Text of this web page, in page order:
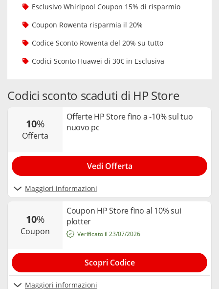
Esclusivo Whirlpool Coupon 15% di risparmio
Coupon Rowenta risparmia il 20%
Codice Sconto Rowenta del 20% su tutto
Codici Sconto Huawei di 30€ in Esclusiva
Codici sconto scaduti di HP Store
10%
offerta
Offerte HP Store fino a -10% sul tuo
nuovo pc
Maggiori informazioni
Vedi Offerta
10%
coupon
Coupon HP Store fino al 10% sui
plotter
Maggiori informazioni
Verificato il 23/07/2026
Scopri Codice